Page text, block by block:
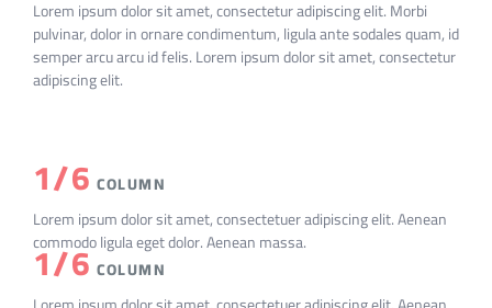
Lorem ipsum dolor sit amet, consectetur adipiscing elit. Morbi
pulvinar, dolor in ornare condimentum, ligula ante sodales quam, id
semper arcu arcu id felis. Lorem ipsum dolor sit amet, consectetur
adipiscing elit.
1/6 COLUMN
Lorem ipsum dolor sit amet, consectetuer adipiscing elit. Aenean
commodo ligula eget dolor. Aenean massa.
1/6COLUMN